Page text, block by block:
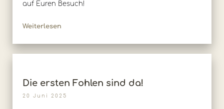
auf Euren Besuch!
Weiterlesen
Die ersten Fohlen sind da!
20 Juni 2025